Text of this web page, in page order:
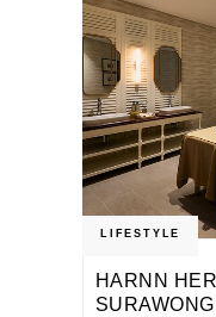
LIFESTYLE
HARNN